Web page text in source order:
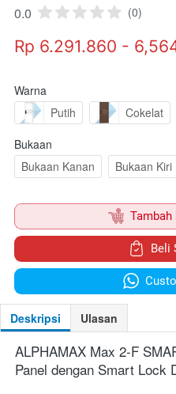
0.0 (0)
Rp 6.291.860 -
Warna
Putih
Cokelat
Bukaan
Bukaan Kanan
Bukaan Kiri
` Tambah
` Beli
`
Deskripsi Ulasan
ALPHAMAX Max 2-F
Panel dengan Smart Lock